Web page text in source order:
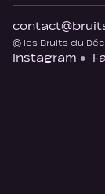
© les Bruits du
Instagram